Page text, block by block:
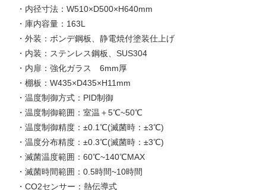
・内径寸法：W510×D500×H640mm
・庫内容量：163L
・外装：ボンデ鋼板、静電焼付塗装仕上げ
・内装：ステンレス鋼板、SUS304
・内扉：強化ガラス 6mm厚
・棚板：W435×D435×H11mm
・温度制御方式：PID制御
・温度制御範囲：室温＋5℃~50℃
・温度制御精度：±0.1℃(滅菌時：±3℃)
・温度分布精度：±0.3℃(滅菌時：±3℃)
・滅菌温度範囲：60℃~140℃MAX
・滅菌時間範囲：0.5時間~10時間
・CO2センサー：熱伝導式